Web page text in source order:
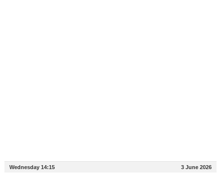
Wednesday 14:15 3 June 2026